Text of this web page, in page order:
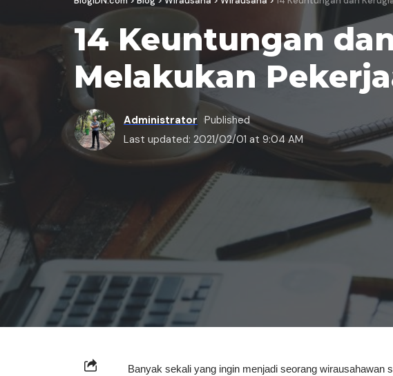
14 Keuntungan
Melakukan
Last updated: 2021/02/01 at 9:04 AM
Administrator Published
Banyak sekali yang ingin menjadi seorang wirausahawan